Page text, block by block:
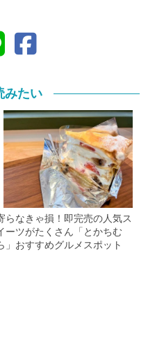
みたい
らなきゃ損！即完売の人気ス
ーツがたくさん「とかちむ
」おすすめグルメスポット